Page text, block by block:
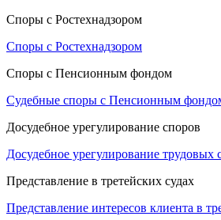
Споры с Ростехнадзором
Споры с Ростехнадзором
Споры с Пенсионным фондом
Судебные споры с Пенсионным
Досудебное урегулирование споров
Досудебное урегулирование трудовых
Представление в третейских судах
Представление интересов клиента в